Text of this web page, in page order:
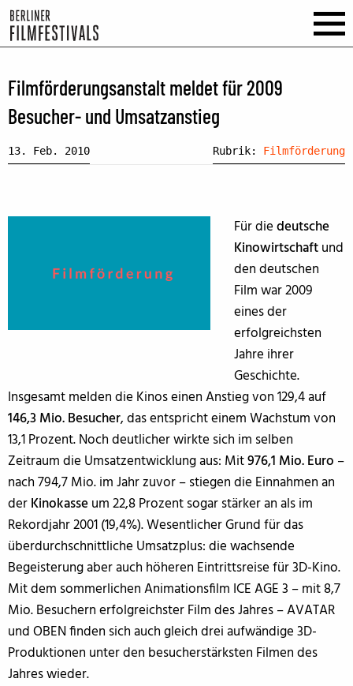
Filmförderungsanstalt meldet für 2009
Besucher- und Umsatzanstieg
13. Feb. 2010 Rubrik: Filmförderung
Für diedeutsche
Kinowirtschaftund
den deutschen
Film war 2009
eines der
erfolgreichsten
Jahre ihrer
Geschichte.
Insgesamt melden die Kinos einen Anstieg von 129,4 auf
146,3 Mio. Besucher, das entspricht einem Wachstum von
13,1 Prozent. Noch deutlicher wirkte sich im selben
Zeitraum die Umsatzentwicklung aus: Mit976,1 Mio. Euro –
nach 794,7 Mio. im Jahr zuvor – stiegen die Einnahmen an
derKinokasseum 22,8 Prozent sogar stärker an als im
Rekordjahr 2001 (19,4%). Wesentlicher Grund für das
überdurchschnittliche Umsatzplus: die wachsende
Begeisterung aber auch höheren Eintrittsreise für 3D-Kino.
Mit dem sommerlichen Animationsfilm ICE AGE 3 – mit 8,7
Mio. Besuchern erfolgreichster Film des Jahres – AVATAR
und OBEN finden sich auch gleich drei aufwändige 3D-
Produktionen unter den besucherstärksten Filmen des
Jahres wieder.